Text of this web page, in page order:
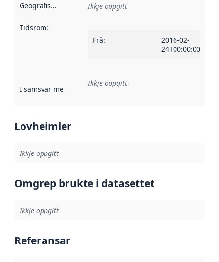
Geografisk område Ikkje oppgitt
Tidsrom:
Frå:
2016-02-
24T00:00:00Z
I samsvar med Referanse til ei implementeringsregel eller
Ikkje oppgitt
Lovheimler
Ikkje oppgitt
Omgrep brukte i datasettet
Ikkje oppgitt
Referansar